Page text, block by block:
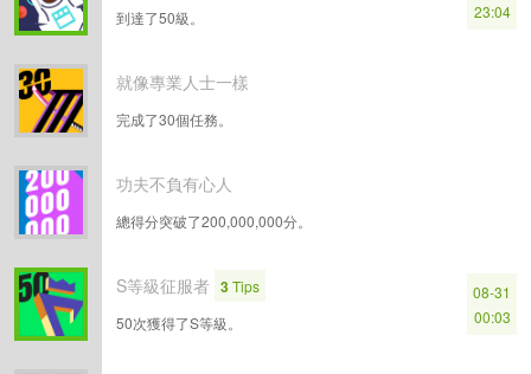
到達了50級。
23:04
就像專業人士一樣
完成了30個任務。
功夫不負有心人
總得分突破了200,000,000分。
S等級征服者 3Tips
50次獲得了S等級。
08-31
00:03